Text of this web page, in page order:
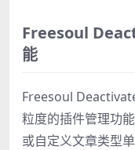
Freesoul
能
Freesoul
粒度的插件管理功
或自定义文章类型